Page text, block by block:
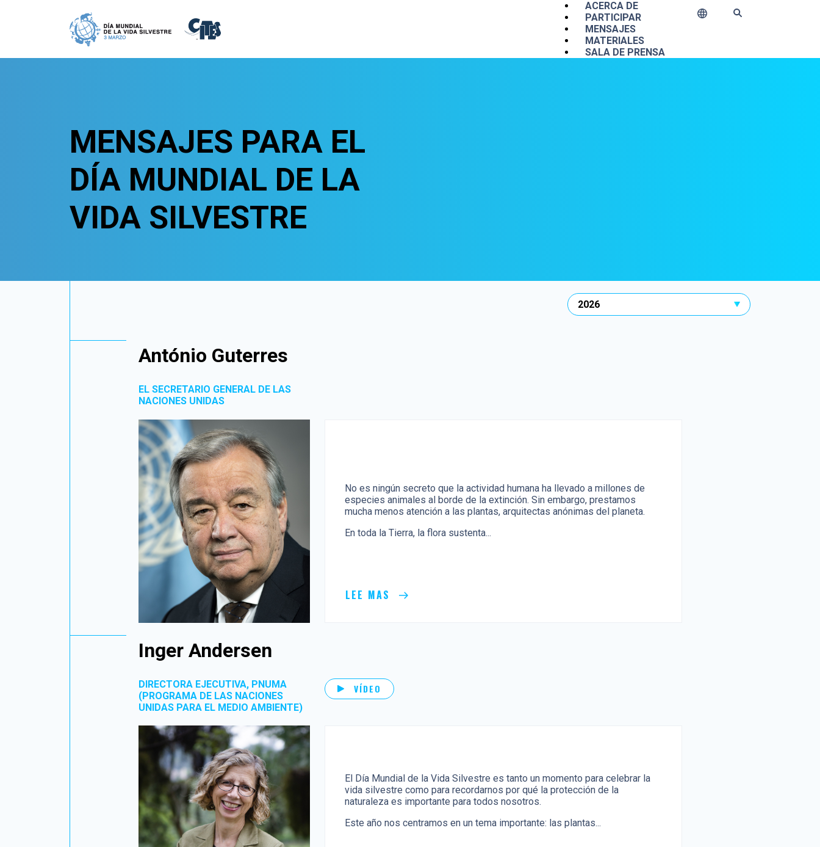
Main navigation
ACERCA DE
PARTICIPAR
MENSAJES
MATERIALES
SALA DE PRENSA
MENSAJES PARA EL
DÍA MUNDIAL DE LA
VIDA SILVESTRE
António Guterres
EL SECRETARIO GENERAL DE LAS
NACIONES UNIDAS
No es ningún secreto que la actividad humana ha llevado a millones de
especies animales al borde de la extinción. Sin embargo, prestamos
mucha menos atención a las plantas, arquitectas anónimas del planeta.
En toda la Tierra, la flora sustenta...
LEE MAS
Inger Andersen
DIRECTORA EJECUTIVA, PNUMA
(PROGRAMA DE LAS NACIONES
UNIDAS PARA EL MEDIO AMBIENTE)
VÍDEO
El Día Mundial de la Vida Silvestre es tanto un momento para celebrar la
vida silvestre como para recordarnos por qué la protección de la
naturaleza es importante para todos nosotros.
Este año nos centramos en un tema importante: las plantas...